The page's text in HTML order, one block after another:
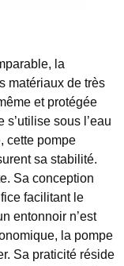
la
matériaux de très
et protégée
sous l’eau
cette pompe
sa stabilité.
Sa conception
facilitant le
entonnoir n’est
la pompe
Sa praticité réside